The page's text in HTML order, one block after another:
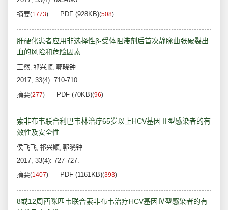
摘要(1773) PDF (928KB)(508)
肝硬化患者应用非选择性β-受体阻滞剂后首次静脉曲张破裂出
血的风险和危险因素
王然, 祁兴顺, 郭晓钟
2017, 33(4): 710-710.
摘要(277) PDF (70KB)(96)
索非布韦联合利巴韦林治疗65岁以上HCV基因Ⅱ型感染者的有
效性及安全性
侯飞飞, 祁兴顺, 郭晓钟
2017, 33(4): 727-727.
摘要(1407) PDF (1161KB)(393)
8或12周西咪匹韦联合索非布韦治疗HCV基因Ⅳ型感染者的有